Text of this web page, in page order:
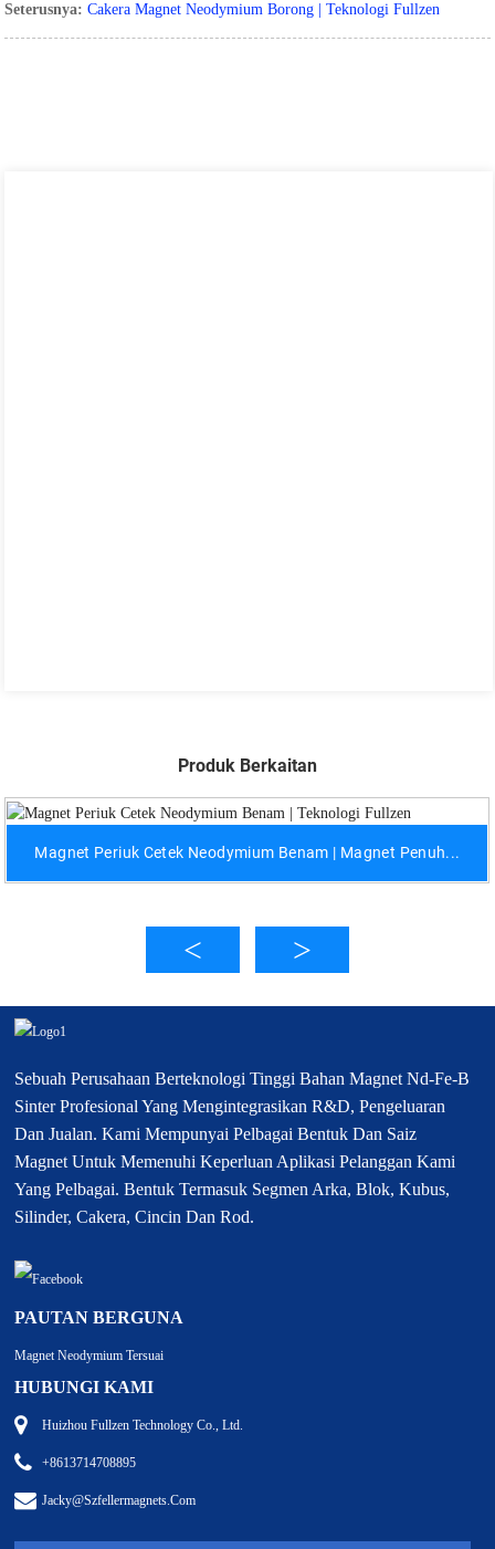
Seterusnya: Cakera Magnet Neodymium Borong | Teknologi Fullzen
Produk Berkaitan
Magnet Periuk Cetek Neodymium Benam | Magnet Penuh...
Sebuah Perusahaan Berteknologi Tinggi Bahan Magnet Nd-Fe-B
Sinter Profesional Yang Mengintegrasikan R&D, Pengeluaran
Dan Jualan. Kami Mempunyai Pelbagai Bentuk Dan Saiz
Magnet Untuk Memenuhi Keperluan Aplikasi Pelanggan Kami
Yang Pelbagai. Bentuk Termasuk Segmen Arka, Blok, Kubus,
Silinder, Cakera, Cincin Dan Rod.
PAUTAN BERGUNA
Magnet Neodymium Tersuai
HUBUNGI KAMI
Huizhou Fullzen Technology Co., Ltd.
+8613714708895
Jacky@szfellermagnets.com